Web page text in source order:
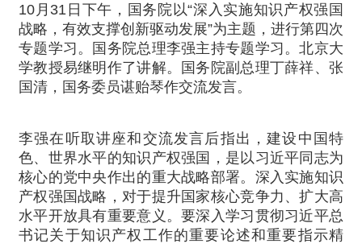
10月31日下午，国务院以“深入实施知识产权强国
战略，有效支撑创新驱动发展”为主题，进行第四次
专题学习。国务院总理李强主持专题学习。北京大
学教授易继明作了讲解。国务院副总理丁薛祥、张
国清，国务委员谌贻琴作交流发言。
李强在听取讲座和交流发言后指出，建设中国特
色、世界水平的知识产权强国，是以习近平同志为
核心的党中央作出的重大战略部署。深入实施知识
产权强国战略，对于提升国家核心竞争力、扩大高
水平开放具有重要意义。要深入学习贯彻习近平总
书记关于知识产权工作的重要论述和重要指示精